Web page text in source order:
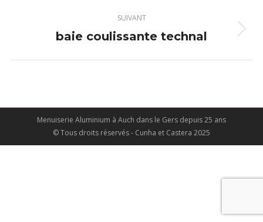
:
SUIVANT
Album
baie coulissante technal
Menuiserie Aluminium à Auch dans le Gers depuis 25 ans
© Tous droits réservés - Cunha et Castera 2025